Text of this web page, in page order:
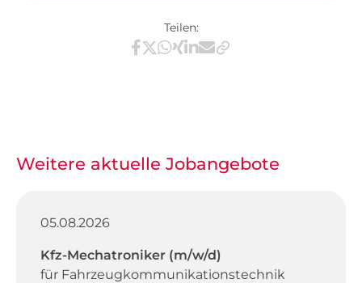
Teilen:
Teilen via Facebook
Teilen via X / Twitter
Teilen via WhatsApp
Teilen via Xing
Teilen via LinkedIn
Teilen via E-Mail
Weitere aktuelle Jobangebote
05.08.2026
Kfz-Mechatroniker (m/w/d)
für Fahrzeugkommunikationstechnik